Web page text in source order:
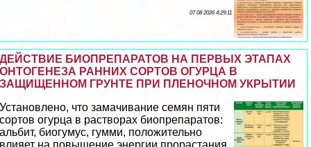
07 08 2026 4:29:11
ДЕЙСТВИЕ БИОПРЕПАРАТОВ НА ПЕРВЫХ ЭТАПАХ
ОНТОГЕНЕЗА РАННИХ СОРТОВ ОГУРЦА В
ЗАЩИЩЕННОМ ГРУНТЕ ПРИ ПЛЕНОЧНОМ УКРЫТИИ
Установлено, что замачивание семян пяти
сортов огурца в растворах биопрепаратов:
альбит, биогумус, гумми, положительно
влияет на повышение энергии прорастания